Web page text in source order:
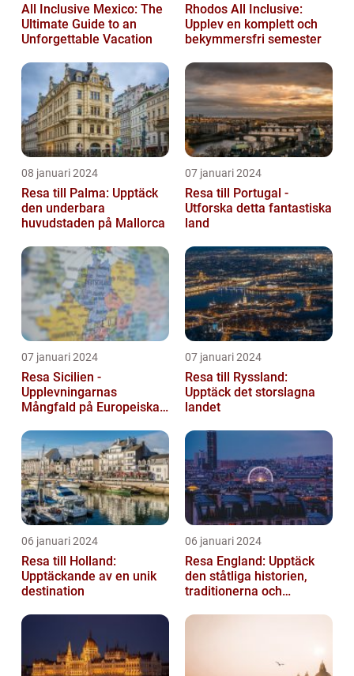
All Inclusive Mexico: The
Ultimate Guide to an
Unforgettable Vacation
Rhodos All Inclusive:
Upplev en komplett och
bekymmersfri semester
08 januari 2024
Resa till Palma: Upptäck
den underbara
huvudstaden på Mallorca
07 januari 2024
Resa till Portugal -
Utforska detta fantastiska
land
07 januari 2024
Resa Sicilien -
Upplevningarnas
Mångfald på Europeiska
07 januari 2024
Resa till Ryssland:
Upptäck det storslagna
landet
06 januari 2024
Resa till Holland:
Upptäckande av en unik
destination
06 januari 2024
Resa England: Upptäck
den ståtliga historien,
traditionerna och